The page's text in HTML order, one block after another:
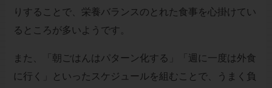
りすることで、栄養バランスのとれた食事を心掛けてい
るところが多いようです。
また、「朝ごはんはパターン化する」「週に一度は外食
に行く」といったスケジュールを組むことで、うまく負